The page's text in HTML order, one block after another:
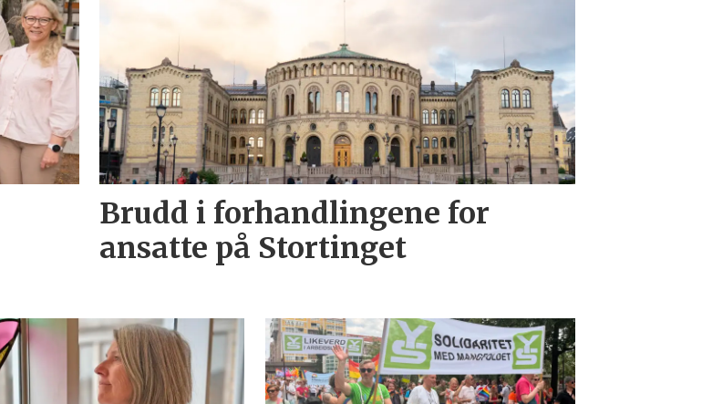
Brudd i forhandlingene for
ansatte på Stortinget